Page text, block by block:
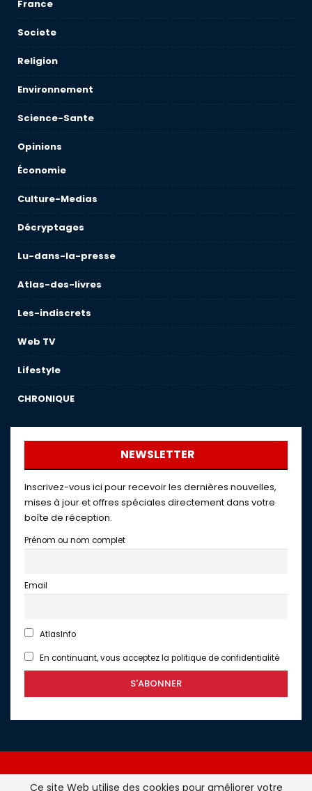
France
Societe
Religion
Environnement
Science-Sante
Opinions
Économie
Culture-Medias
Décryptages
Lu-dans-la-presse
Atlas-des-livres
Les-indiscrets
Web TV
Lifestyle
CHRONIQUE
NEWSLETTER
Inscrivez-vous ici pour recevoir les dernières nouvelles,
mises à jour et offres spéciales directement dans votre
boîte de réception.
Prénom ou nom complet
Email
AtlasInfo
En continuant, vous acceptez la politique de confidentialité
Ce site Web utilise des cookies pour améliorer votre